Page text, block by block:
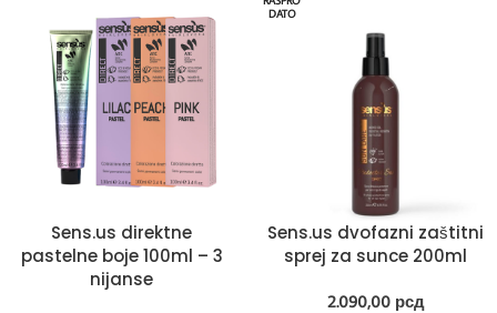
Sens.us direktne
pastelne boje 100ml – 3
nijanse
DATO
Sens.us dvofazni zaštitni
sprej za sunce 200ml
2.090,00 рсд